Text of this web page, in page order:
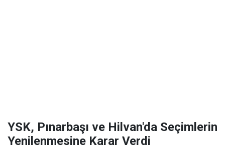
YSK, Pınarbaşı ve Hilvan'da Seçimlerin
Yenilenmesine Karar Verdi